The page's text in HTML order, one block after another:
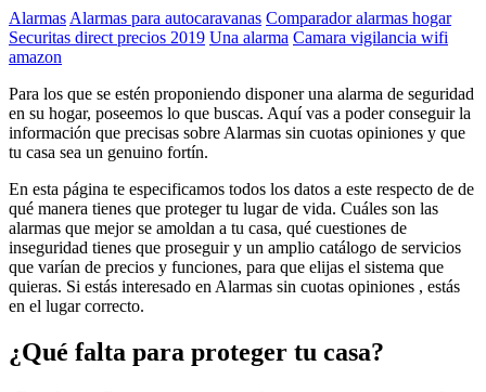
Alarmas Alarmas para autocaravanas Comparador alarmas hogar
Securitas direct precios 2019 Una alarma Camara vigilancia wifi
amazon
Para los que se estén proponiendo disponer una alarma de seguridad
en su hogar, poseemos lo que buscas. Aquí vas a poder conseguir la
información que precisas sobre Alarmas sin cuotas opiniones y que
tu casa sea un genuino fortín.
En esta página te especificamos todos los datos a este respecto de de
qué manera tienes que proteger tu lugar de vida. Cuáles son las
alarmas que mejor se amoldan a tu casa, qué cuestiones de
inseguridad tienes que proseguir y un amplio catálogo de servicios
que varían de precios y funciones, para que elijas el sistema que
quieras. Si estás interesado en Alarmas sin cuotas opiniones , estás
en el lugar correcto.
¿Qué falta para proteger tu casa?